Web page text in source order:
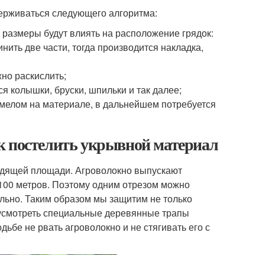
следующего алгоритма:
будут влиять на расположение грядок:
две части, тогда производится накладка,
раскислить;
колышки, бруски, шпильки и так далее;
на материале, в дальнейшем потребуется
укрывной материал
площади. Агроволокно выпускают
метров. Поэтому одним отрезом можно
Таким образом мы защитим не только
специальные деревянные трапы
не рвать агроволокно и не стягивать его с